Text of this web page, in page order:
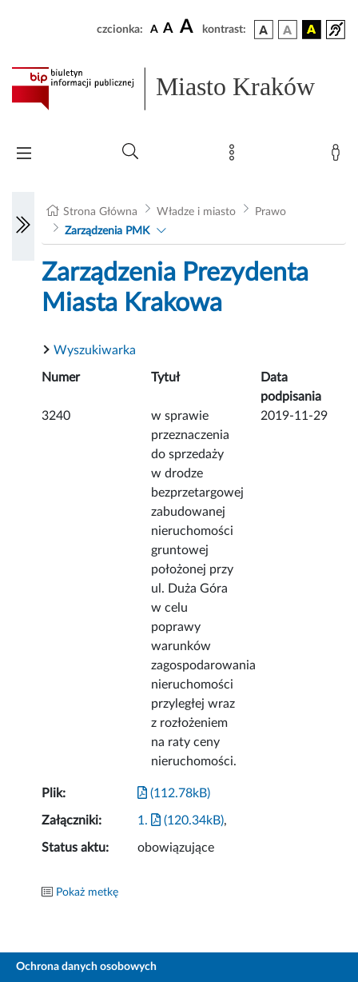
czcionka: A A A kontrast:
Miasto Kraków
Strona Główna Władze i miasto
Prawo
Zarządzenia PMK
Zarządzenia Prezydenta
Miasta Krakowa
Wyszukiwarka
Numer Tytuł
Data
podpisania
3240
w sprawie
przeznaczenia
do sprzedaży
w drodze
bezprzetargowej
zabudowanej
nieruchomości
gruntowej
położonej przy
ul. Duża Góra
w celu
poprawy
warunków
zagospodarowania
nieruchomości
przyległej wraz
z rozłożeniem
na raty ceny
nieruchomości.
2019-11-29
Plik: (112.78kB)
Załączniki: 1. (120.34kB),
Status aktu: obowiązujące
Pokaż metkę
Ochrona danych osobowych